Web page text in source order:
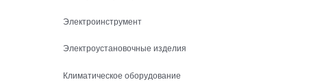
Электроинструмент
Электроустановочные изделия
Климатическое оборудование